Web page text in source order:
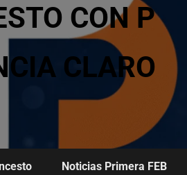
CON P
CLARO
Noticias Primera FEB